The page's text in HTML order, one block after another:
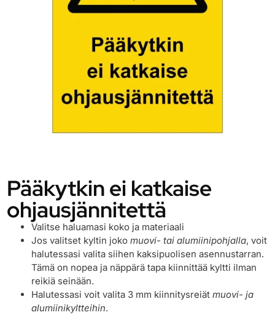
Pääkytkin ei katkaise
ohjausjännitettä
Valitse haluamasi koko ja materiaali
Jos valitset kyltin jokomuovi- tai alumiinipohjalla, voit
halutessasi valita siihen kaksipuolisen asennustarran.
Tämä on nopea ja näppärä tapa kiinnittää kyltti ilman
reikiä seinään.
Halutessasi voit valita 3 mm kiinnitysreiätmuovi- ja
alumiinikyltteihin.